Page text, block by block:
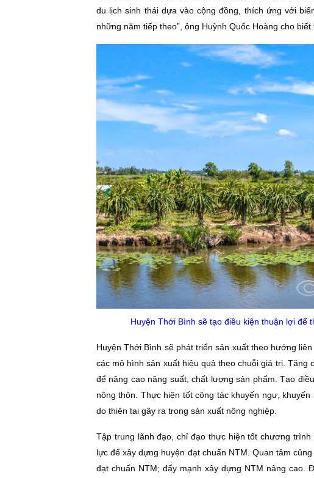
du lịch sinh thái dựa vào cộng đồng, thích ứng với
những năm tiếp theo”, ông Huỳnh Quốc Hoàng cho biết
Huyện Thới Bình sẽ tạo điều kiện thuận lợi để
Huyện Thới Bình sẽ phát triển sản xuất theo hướng
các mô hình sản xuất hiệu quả theo chuỗi giá trị.
để nâng cao năng suất, chất lượng sản phẩm. Tạo
nông thôn. Thực hiện tốt công tác khuyến ngư,
do thiên tai gây ra trong sản xuất nông nghiệp.
Tập trung lãnh đạo, chỉ đạo thực hiện tốt chương
lực để xây dựng huyện đạt chuẩn NTM. Quan tâm
đạt chuẩn NTM; đẩy mạnh xây dựng NTM nâng cao.